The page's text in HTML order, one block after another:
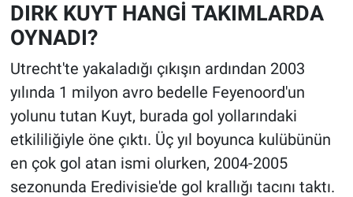
DIRK KUYT HANGİ TAKIMLARDA
OYNADI?
Utrecht'te yakaladığı çıkışın ardından 2003
yılında 1 milyon avro bedelle Feyenoord'un
yolunu tutan Kuyt, burada gol yollarındaki
etkililiğiyle öne çıktı. Üç yıl boyunca kulübünün
en çok gol atan ismi olurken, 2004-2005
sezonunda Eredivisie'de gol krallığı tacını taktı.